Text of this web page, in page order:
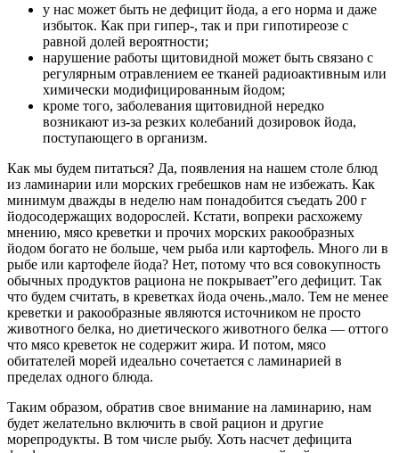
у нас может быть не дефицит йода, а его норма и даже
избыток. Как при гипер-, так и при гипотиреозе с
равной долей вероятности;
нарушение работы щитовидной может быть связано с
регулярным отравлением ее тканей радиоактивным или
химически модифицированным йодом;
кроме того, заболевания щитовидной нередко
возникают из-за резких колебаний дозировок йода,
поступающего в организм.
Как мы будем питаться? Да, появления на нашем столе блюд
из ламинарии или морских гребешков нам не избежать. Как
минимум дважды в неделю нам понадобится съедать 200 г
йодосодержащих водорослей. Кстати, вопреки расхожему
мнению, мясо креветки и прочих морских ракообразных
йодом богато не больше, чем рыба или картофель. Много ли в
рыбе или картофеле йода? Нет, потому что вся совокупность
обычных продуктов рациона не покрывает”его дефицит. Так
что будем считать, в креветках йода очень.,мало. Тем не менее
креветки и ракообразные являются источником не просто
животного белка, но диетического животного белка — оттого
что мясо креветок не содержит жира. И потом, мясо
обитателей морей идеально сочетается с ламинарией в
пределах одного блюда.
Таким образом, обратив свое внимание на ламинарию, нам
будет желательно включить в свой рацион и другие
морепродукты. В том числе рыбу. Хоть насчет дефицита